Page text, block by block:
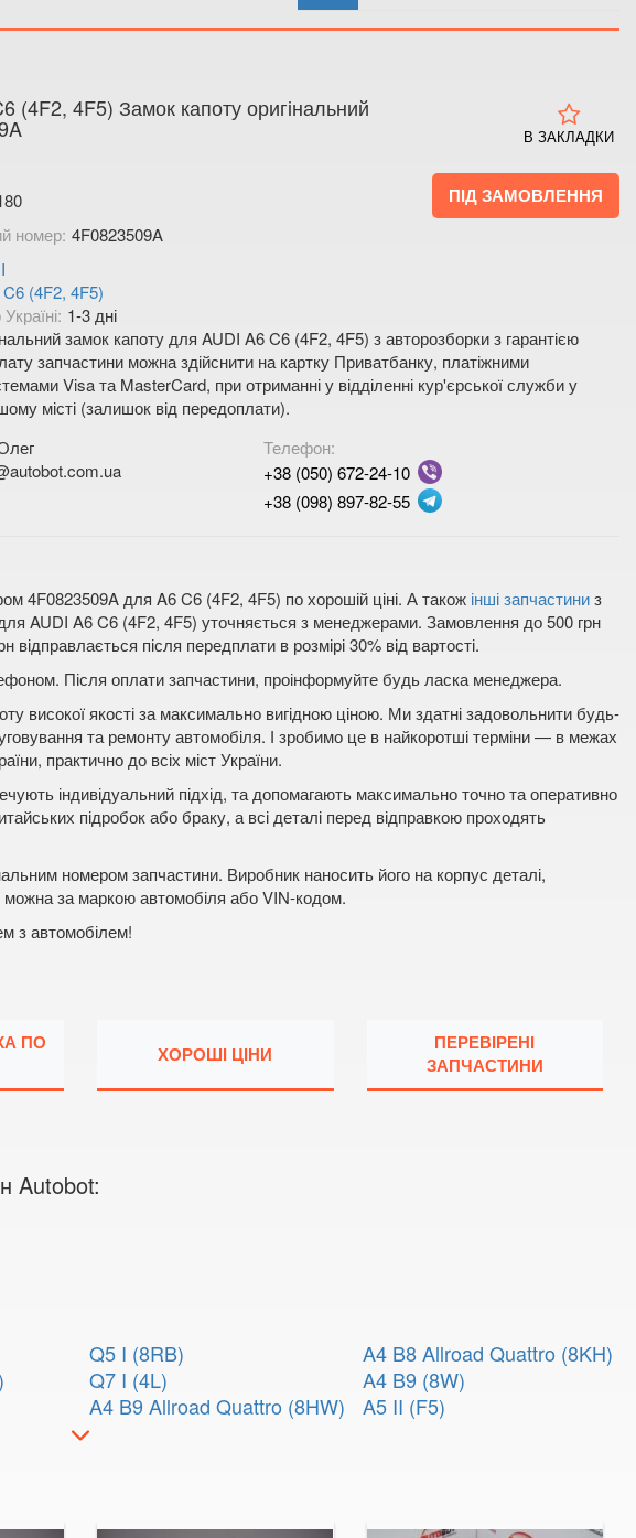
(4F2, 4F5) Замок капоту оригінальний
ПІД ЗАМОВЛЕННЯ
В ЗАКЛАДКИ
номер: 4F0823509A
(4F2, 4F5)
1-3 дні
замок капоту для AUDI A6 C6 (4F2, 4F5) з авторозборки з гарантією
запчастини можна здійснити на картку Приватбанку, платіжними
Visa та MasterCard, при отриманні у відділенні кур'єрської служби у
місті (залишок від передоплати).
Телефон:
+38 (050) 672-24-10
+38 (098) 897-82-55
4F0823509A для A6 C6 (4F2, 4F5) по хорошій ціні. А також інші запчастиниз
AUDI A6 C6 (4F2, 4F5) уточняється з менеджерами. Замовлення до 500 грн
після передплати в розмірі 30% від вартості.
Після оплати запчастини, проінформуйте будь ласка менеджера.
високої якості за максимально вигідною ціною. Ми здатні задовольнити будь-
та ремонту автомобіля. І зробимо це в найкоротші терміни — в межах
практично до всіх міст України.
індивідуальний підхід, та допомагають максимально точно та оперативно
підробок або браку, а всі деталі перед відправкою проходять
номером запчастини. Виробник наносить його на корпус деталі,
можна за маркою автомобіля або VIN-кодом.
з автомобілем!
ПО
ХОРОШІ ЦІНИ
ПЕРЕВІРЕНІ
ЗАПЧАСТИНИ
Autobot:
Q5 I (8RB)
Q7 I (4L)
A4 B9 Allroad Quattro (8HW)
A4 B8 Allroad Quattro (8KH)
A4 B9 (8W)
A5 II (F5)
Показати на мапі